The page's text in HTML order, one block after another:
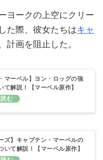
ヨークの上空にクリー
た際、彼女たちはキャ
計画を阻止した。
マーベル】ヨン・ロッグの強
て解説！【マーベル原作】
ズ】キャプテン・マーベルの
いて解説！【マーベル原作】